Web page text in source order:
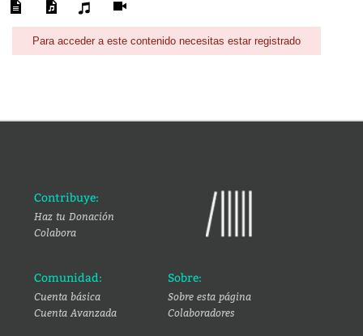
Para acceder a este contenido necesitas estar registrado
Contribuye:
Haz tu Donación
Colabora
Comunidad:
Cuenta básica
Cuenta Avanzada
Sobre:
Sobre esta página
Colaboradores